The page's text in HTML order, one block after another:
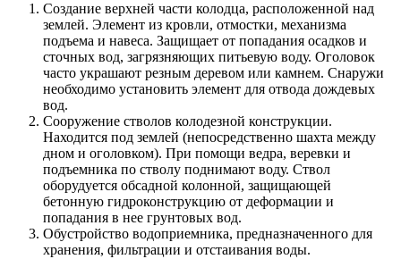
Создание верхней части колодца, расположенной над
землей. Элемент из кровли, отмостки, механизма
подъема и навеса. Защищает от попадания осадков и
сточных вод, загрязняющих питьевую воду. Оголовок
часто украшают резным деревом или камнем. Снаружи
необходимо установить элемент для отвода дождевых
вод.
Сооружение стволов колодезной конструкции.
Находится под землей (непосредственно шахта между
дном и оголовком). При помощи ведра, веревки и
подъемника по стволу поднимают воду. Ствол
оборудуется обсадной колонной, защищающей
бетонную гидроконструкцию от деформации и
попадания в нее грунтовых вод.
Обустройство водоприемника, предназначенного для
хранения, фильтрации и отстаивания воды.